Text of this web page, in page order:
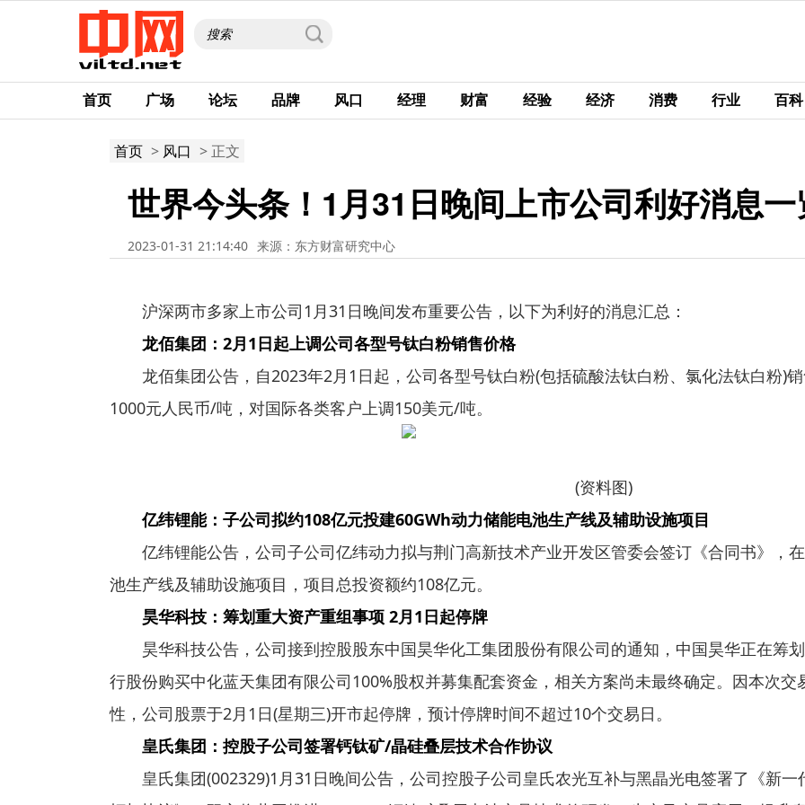
首页 广场 论坛 品牌 风口 经理 财富 经验 经济 消费 行业 百科
首页 > 风口 > 正文
世界今头条！1月31日晚间上市公司利好消息
2023-01-31 21:14:40 来源：东方财富研究中心
沪深两市多家上市公司1月31日晚间发布重要公告，以下为利好的消息汇总：
龙佰集团：2月1日起上调公司各型号钛白粉销售价格
龙佰集团公告，自2023年2月1日起，公司各型号钛白粉(包括硫酸法钛白粉、氯化法钛白粉)
1000元人民币/吨，对国际各类客户上调150美元/吨。
(资料图)
亿纬锂能：子公司拟约108亿元投建60GWh动力储能电池生产线及辅助设施项目
亿纬锂能公告，公司子公司亿纬动力拟与荆门高新技术产业开发区管委会签订《合同书》，
池生产线及辅助设施项目，项目总投资额约108亿元。
昊华科技：筹划重大资产重组事项 2月1日起停牌
昊华科技公告，公司接到控股股东中国昊华化工集团股份有限公司的通知，中国昊华正在筹
行股份购买中化蓝天集团有限公司100%股权并募集配套资金，相关方案尚未最终确定。因本次
性，公司股票于2月1日(星期三)开市起停牌，预计停牌时间不超过10个交易日。
皇氏集团：控股子公司签署钙钛矿/晶硅叠层技术合作协议
皇氏集团(002329)1月31日晚间公告，公司控股子公司皇氏农光互补与黑晶光电签署了《新